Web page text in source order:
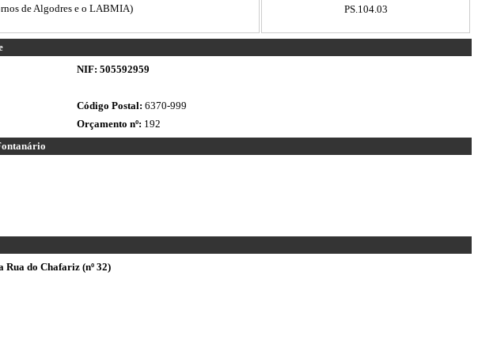
de Algodres e o LABMIA)
PS.104.03
NIF: 505592959
Código Postal: 6370-999
Orçamento nº: 192
do Chafariz (nº 32)